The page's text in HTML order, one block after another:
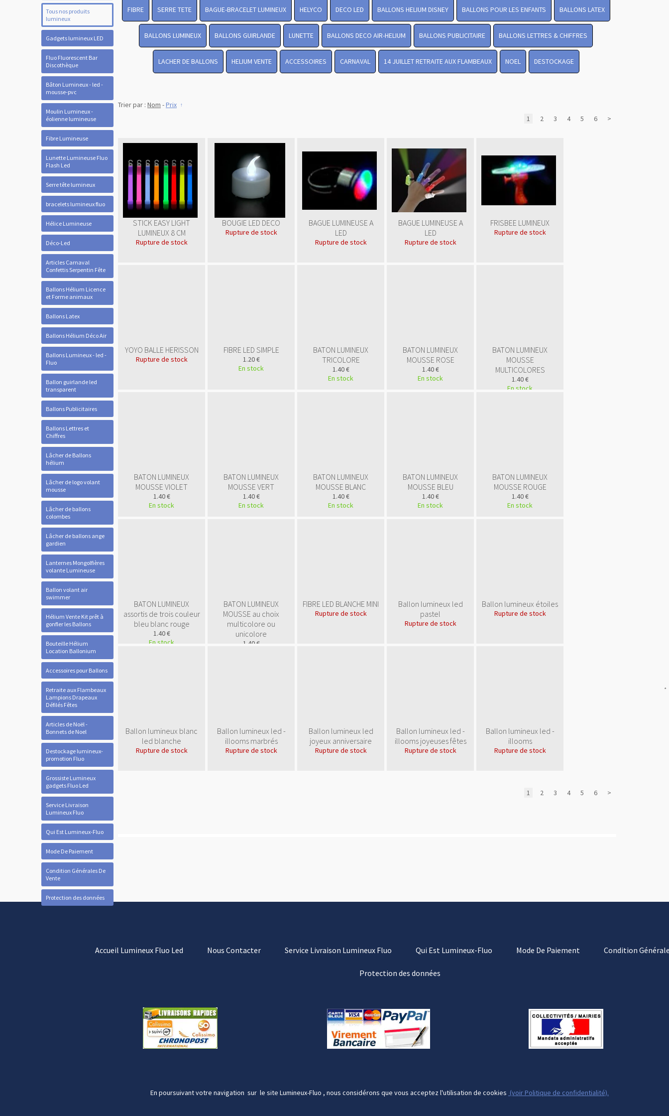
Tous nos produits
lumineux
Gadgets lumineux LED
Fluo Fluorescent Bar
Discothèque
Bâton Lumineux - led -
mousse-pvc
Moulin Lumineux -
éolienne lumineuse
Fibre Lumineuse
Lunette Lumineuse Fluo
Flash Led
Serre tête lumineux
bracelets lumineux fluo
Hélice Lumineuse
Déco-Led
Articles Carnaval
Confettis Serpentin Fête
Ballons Hélium Licence
et Forme animaux
Ballons Latex
Ballons Hélium Déco Air
Ballons Lumineux - led -
Fluo
Ballon guirlande led
transparent
Ballons Publicitaires
Ballons Lettres et
Chiffres
Lâcher de Ballons
hélium
Lâcher de logo volant
mousse
Lâcher de ballons
colombes
Lâcher de ballons ange
gardien
Lanternes Mongolfières
volante Lumineuse
Ballon volant air
swimmer
Hélium Vente Kit prêt à
gonfler les Ballons
Bouteille Hélium
Location Ballonium
Accessoires pour Ballons
Retraite aux Flambeaux
Lampions Drapeaux
Défilés Fêtes
Articles de Noël -
Bonnets de Noel
Destockage lumineux-
promotion Fluo
Grossiste Lumineux
gadgets Fluo Led
Service Livraison
Lumineux Fluo
Qui Est Lumineux-Fluo
Mode De Paiement
Condition Générales De
Vente
Protection des données
Accueil Lumineux Fluo Led Nous Contacter Service Livraison Lumineux Fluo Qui Est Lumineux-Fluo Mode De Paiement Condition
Protection des données
En poursuivant votre navigation sur le site Lumineux-Fluo , nous considérons que vous acceptez l'utilisation de cookies (voir Politique de confidentialité).
FIBRE SERRE TETE BAGUE-BRACELET LUMINEUX HELYCO DECO LED BALLONS HELIUM DISNEY BALLONS POUR LES ENFANTS BALLONS LATEX
BALLONS LUMINEUX BALLONS GUIRLANDE LUNETTE BALLONS DECO AIR-HELIUM BALLONS PUBLICITAIRE BALLONS LETTRES & CHIFFRES
LACHER DE BALLONS HELIUM VENTE ACCESSOIRES CARNAVAL 14 JUILLET RETRAITE AUX FLAMBEAUX NOEL DESTOCKAGE
Trier par : Nom -Prix
1
2 3 4 5 6 >
STICK EASY LIGHT
LUMINEUX 8 CM
Rupture de stock
BOUGIE LED DECO
Rupture de stock
BAGUE LUMINEUSE A
LED
Rupture de stock
BAGUE LUMINEUSE A
LED
Rupture de stock
FRISBEE LUMINEUX
Rupture de stock
YOYO BALLE HERISSON
Rupture de stock
FIBRE LED SIMPLE
1.20 €
En stock
BATON LUMINEUX
TRICOLORE
1.40 €
En stock
BATON LUMINEUX
MOUSSE ROSE
1.40 €
En stock
BATON LUMINEUX
MOUSSE
MULTICOLORES
1.40 €
En stock
BATON LUMINEUX
MOUSSE VIOLET
1.40 €
En stock
BATON LUMINEUX
MOUSSE VERT
1.40 €
En stock
BATON LUMINEUX
MOUSSE BLANC
1.40 €
En stock
BATON LUMINEUX
MOUSSE BLEU
1.40 €
En stock
BATON LUMINEUX
MOUSSE ROUGE
1.40 €
En stock
BATON LUMINEUX
assortis de trois couleur
bleu blanc rouge
1.40 €
En stock
BATON LUMINEUX
MOUSSE au choix
multicolore ou
unicolore
1.40 €
FIBRE LED BLANCHE MINI
Rupture de stock
Ballon lumineux led
pastel
Rupture de stock
Ballon lumineux étoiles
Rupture de stock
Ballon lumineux blanc
led blanche
Rupture de stock
Ballon lumineux led -
illooms marbrés
Rupture de stock
Ballon lumineux led
joyeux anniversaire
Rupture de stock
Ballon lumineux led -
illooms joyeuses fêtes
Rupture de stock
Ballon lumineux led -
illooms
Rupture de stock
1 2 3 4 5 6 >